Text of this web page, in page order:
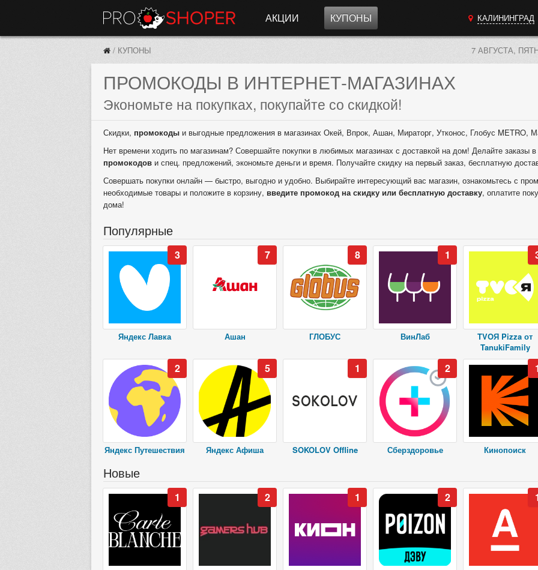
АКЦИИ КУПОНЫ КАЛИНИНГРАД
/ КУПОНЫ 7 АВГУСТА,
ПРОМОКОДЫ В ИНТЕРНЕТ-МАГАЗИНАХ
Экономьте на покупках, покупайте со скидкой!
Скидки, промокоды и выгодные предложения в магазинах Окей, Впрок, Ашан, Мираторг, Утконос, Глобус METRO,
Нет времени ходить по магазинам? Совершайте покупки в любимых магазинах с доставкой на дом! Делайте заказы
промокодов и спец. предложений, экономьте деньги и время. Получайте скидку на первый заказ, бесплатную
Совершать покупки онлайн — быстро, выгодно и удобно. Выбирайте интересующий вас магазин, ознакомьтесь с
необходимые товары и положите в корзину, введите промокод на скидку или бесплатную доставку, оплатите
дома!
Популярные
3
Яндекс Лавка
7
Ашан
8
ГЛОБУС
1
ВинЛаб
TVOЯ Pizza от
TanukiFamily
2
Яндекс Путешествия
5
Яндекс Афиша
1
SOKOLOV Offline
2
Сберздоровье Кинопоиск
Новые
1 2 1 2